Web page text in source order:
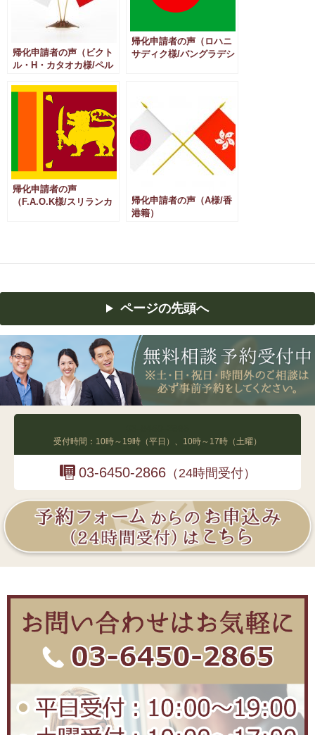
帰化申請者の声（ビクト
ル・H・カタオカ様/ペル
帰化申請者の声（ロハニ
サディク様/バングラデシ
帰化申請者の声
（F.A.O.K様/スリランカ
帰化申請者の声（A様/香
港籍）
ページの先頭へ
受付時間：10時～19時（平日）、10時～17時（土曜）
03-6450-2866（24時間受付）